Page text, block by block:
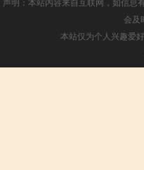
会及
本站仅为个人兴趣爱